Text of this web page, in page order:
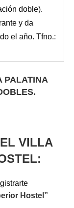
doble).
y da
el año. Tfno.:
PALATINA
VILLA
Hostel ”